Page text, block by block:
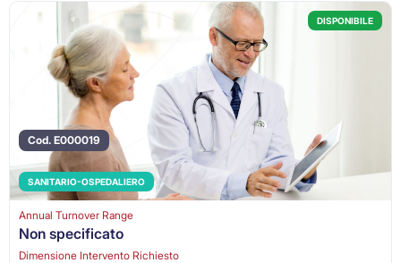
DISPONIBILE
Cod. E000019
SANITARIO-OSPEDALIERO
Annual Turnover Range
Non specificato
Dimensione Intervento Richiesto